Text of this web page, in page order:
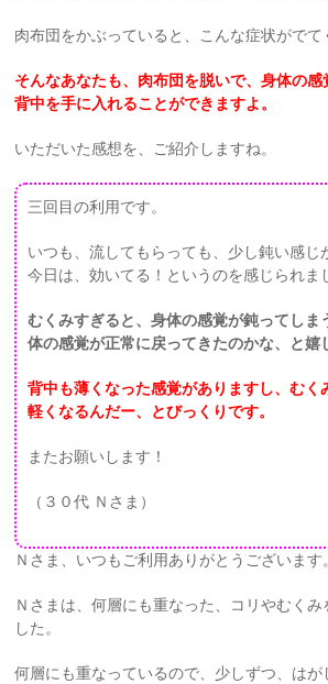
肉布団をかぶっていると、こんな症状がでて
そんなあなたも、肉布団を脱いで、身体の
背中を手に入れることができますよ。
いただいた感想を、ご紹介しますね。
三回目の利用です。
いつも、流してもらっても、少し鈍い感じ
今日は、効いてる！というのを感じられま
むくみすぎると、身体の感覚が鈍ってしま
体の感覚が正常に戻ってきたのかな、と嬉
背中も薄くなった感覚がありますし、むく
軽くなるんだー、とびっくりです。
またお願いします！
（３０代 Ｎさま）
Ｎさま、いつもご利用ありがとうございます
Ｎさまは、何層にも重なった、コリやむくみ
した。
何層にも重なっているので、少しずつ、はが